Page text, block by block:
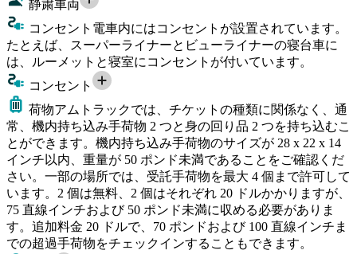
静粛車両
コンセント 電車内にはコンセントが設置されています。
たとえば、スーパーライナーとビューライナーの寝台車に
は、ルーメットと寝室にコンセントが付いています。
コンセント
荷物アムトラックでは、チケットの種類に関係なく、通
常、機内持ち込み手荷物 2 つと身の回り品 2 つを持ち込むこ
とができます。機内持ち込み手荷物のサイズが 28 x 22 x 14
インチ以内、重量が 50 ポンド未満であることをご確認くだ
さい。一部の場所では、受託手荷物を最大 4 個まで許可して
います。2 個は無料、2 個はそれぞれ 20 ドルかかりますが、
75 直線インチおよび 50 ポンド未満に収める必要がありま
す。追加料金 20 ドルで、70 ポンドおよび 100 直線インチま
での超過手荷物をチェックインすることもできます。